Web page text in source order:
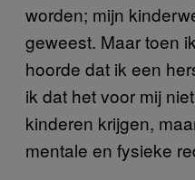
worden; mijn
geweest. Maar toen
hoorde dat ik een
ik dat het voor mij
kinderen krijgen,
mentale en fysieke